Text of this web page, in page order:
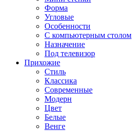
Форма
Угловые
Особенности
С компьютерным столом
Назначение
Под телевизор
Прихожие
Стиль
Классика
Современные
Модерн
Цвет
Белые
Венге